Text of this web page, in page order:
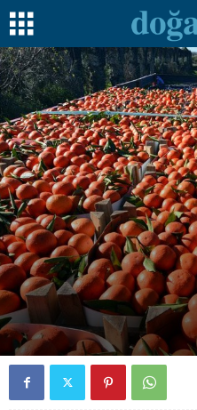
BESLENME SÜRDÜRÜLEBILIRLIK
Yazar Kemal Onur Özman - 28 Eylül 2017